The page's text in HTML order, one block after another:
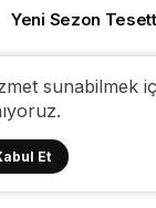
sunabilmek
Et
Yeni Sezon
3 hafta önce
Dijital Dünyanın
Yöntemleri